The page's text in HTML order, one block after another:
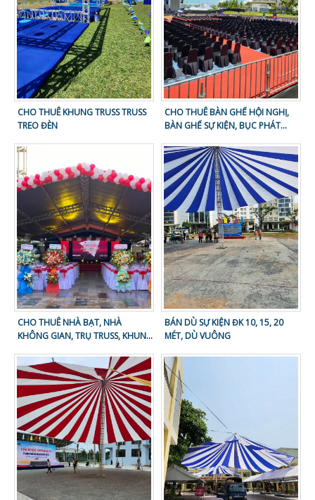
CHO THUÊ KHUNG TRUSS TRUSS
TREO ĐÈN
CHO THUÊ BÀN GHẾ HỘI NGHỊ,
BÀN GHẾ SỰ KIỆN, BỤC PHÁT
CHO THUÊ NHÀ BẠT, NHÀ
KHÔNG GIAN, TRỤ TRUSS, KHUNG
BÁN DÙ SỰ KIỆN ĐK 10, 15, 20
MÉT, DÙ VUÔNG